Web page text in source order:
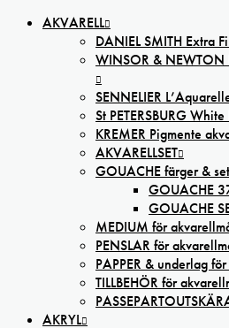
AKVARELL
DANIEL SMITH Extra
WINSOR & NEWTON
SENNELIER
St PETERSBURG
KREMER Pigmente
AKVARELLSET
GOUACHE färger & set
GOUACHE
GOUACHE
MEDIUM för
PENSLAR för
PAPPER & underlag
TILLBEHÖR för
AKRYL